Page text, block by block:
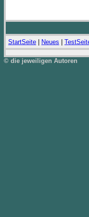
StartSeite Neues
© die jeweiligen Autoren